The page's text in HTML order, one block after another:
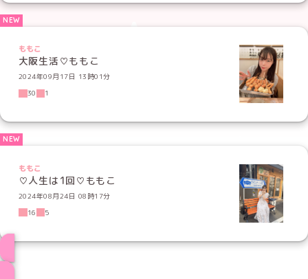
ももこ
大阪生活♡ももこ
2024年09月17日 13時01分
30
1
ももこ
♡人生は1回♡ももこ
2024年08月24日 08時17分
16
5